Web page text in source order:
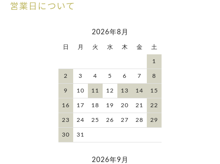
営業日について
2026年8月
日 月 火 水 木 金 土
1
2 3 4 5 6 7 8
9 10 11 12 13 14 15
16 17 18 19 20 21 22
23 24 25 26 27 28 29
30 31
2026年9月